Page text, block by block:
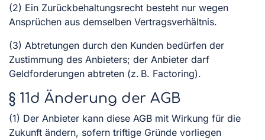
(2) Ein Zurückbehaltungsrecht besteht nur wegen
Ansprüchen aus demselben Vertragsverhältnis.
(3) Abtretungen durch den Kunden bedürfen der
Zustimmung des Anbieters; der Anbieter darf
Geldforderungen abtreten (z. B. Factoring).
§ 11d Änderung der AGB
(1) Der Anbieter kann diese AGB mit Wirkung für die
Zukunft ändern, sofern triftige Gründe vorliegen